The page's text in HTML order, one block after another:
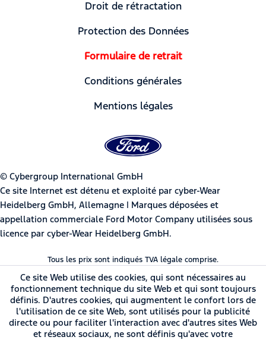
Droit de rétractation
Protection des Données
Formulaire de retrait
Conditions générales
Mentions légales
© Cybergroup International GmbH
Ce site Internet est détenu et exploité par cyber-Wear
Heidelberg GmbH, Allemagne | Marques déposées et
appellation commerciale Ford Motor Company utilisées sous
licence par cyber-Wear Heidelberg GmbH.
Tous les prix sont indiqués TVA légale comprise.
Ce site Web utilise des cookies, qui sont nécessaires au
fonctionnement technique du site Web et qui sont toujours
définis. D'autres cookies, qui augmentent le confort lors de
l'utilisation de ce site Web, sont utilisés pour la publicité
directe ou pour faciliter l'interaction avec d'autres sites Web
et réseaux sociaux, ne sont définis qu'avec votre